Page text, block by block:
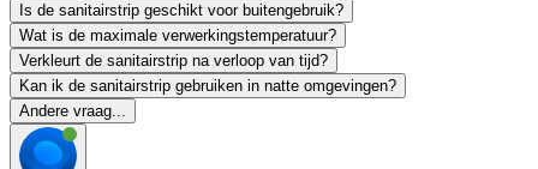
Is de sanitairstrip geschikt voor buitengebruik?
Wat is de maximale verwerkingstemperatuur?
Verkleurt de sanitairstrip na verloop van tijd?
Kan ik de sanitairstrip gebruiken in natte omgevingen?
Andere vraag...